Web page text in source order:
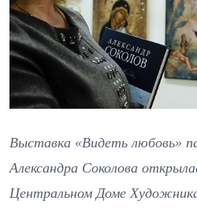
Выставка «Видеть любовь»
Александра Соколова
Центральном Доме